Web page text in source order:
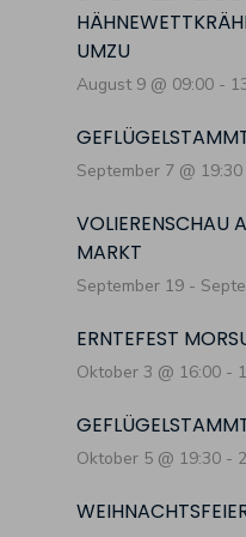
UMZU
August 9 @ 09:00 -
September 7 @ 19:30
VOLIERENSCHAU
MARKT
September 19 -
ERNTEFEST
Oktober 3 @ 16:00 -
Oktober 5 @ 19:30 -